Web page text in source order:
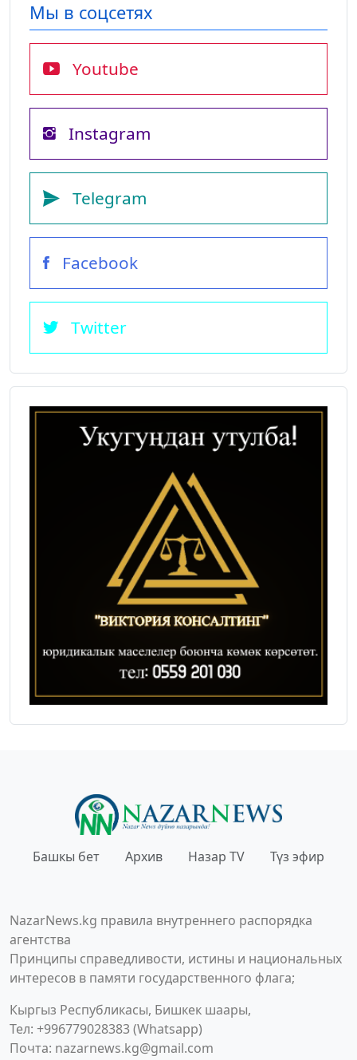
Мы в соцсетях
Youtube
Instagram
Telegram
Facebook
Twitter
Башкы бет Архив Назар TV Түз эфир
NazarNews.kg правила внутреннего распорядка
агентства
Принципы справедливости, истины и национальных
интересов в памяти государственного флага;
Кыргыз Республикасы, Бишкек шаары,
Тел: +996779028383 (Whatsapp)
Почта: nazarnews.kg@gmail.com